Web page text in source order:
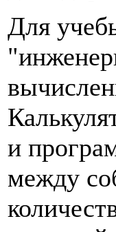
Для
и
между